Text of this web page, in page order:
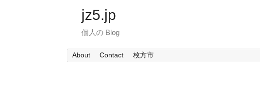
jz5.jp
個人の Blog
About Contact 枚方市